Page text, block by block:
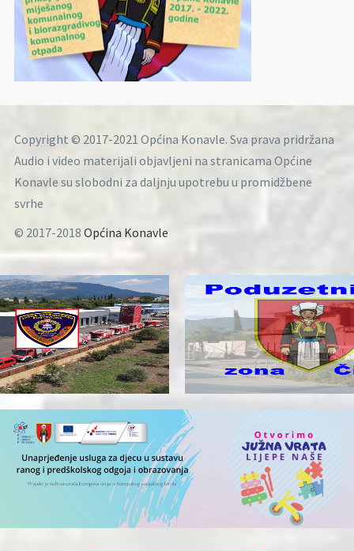
Copyright © 2017-2021 Općina Konavle. Sva prava pridržana
Audio i video materijali objavljeni na stranicama Općine
Konavle su slobodni za daljnju upotrebu u promidžbene
svrhe
© 2017-2018 Općina Konavle